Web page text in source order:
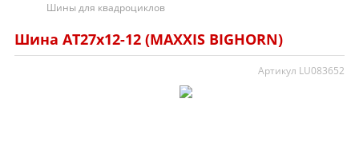
Шины для квадроциклов
Шина AT27x12-12 (MAXXIS BIGHORN)
Артикул LU083652